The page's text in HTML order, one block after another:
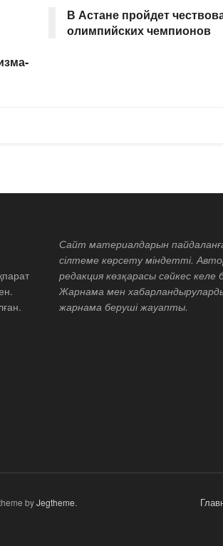
В Астане пройдет
олимпийских чемпионов
Сайт материалдарын
сілтеме көрсету міндетті.
редакция көзқарасы сәйкес келе
Жарнама мен
жарнама беруші жауапты.
byJegtheme.